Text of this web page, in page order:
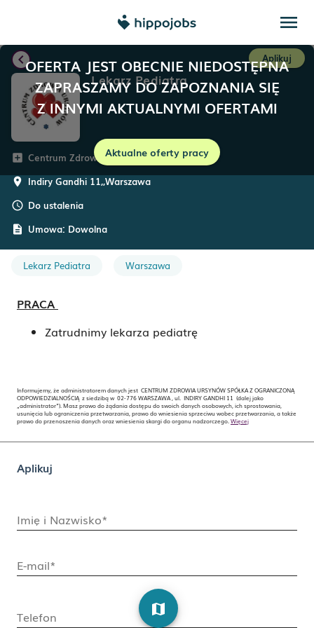
menu
OFERTA JEST OBECNIE NIEDOSTĘPNA
ZAPRASZAMY DO ZAPOZNANIA SIĘ
Z INNYMI AKTUALNYMI OFERTAMI
Aktualne oferty pracy
chevron_left Aplikuj
Lekarz Pediatra
add_box Centrum Zdrowia Ursynów
room Indiry Gandhi 11,,Warszawa
schedule Do ustalenia
description Umowa: Dowolna
Lekarz Pediatra Warszawa
PRACA
Zatrudnimy lekarza pediatrę
Informujemy, że administratorem danych jest CENTRUM ZDROWIA URSYNÓW SPÓŁKA Z OGRANICZONĄ
ODPOWIEDZIALNOŚCIĄ z siedzibą w 02-776 WARSZAWA , ul. INDIRY GANDHI 11 (dalej jako
„administrator”). Masz prawo do żądania dostępu do swoich danych osobowych, ich sprostowania,
usunięcia lub ograniczenia przetwarzania, prawo do wniesienia sprzeciwu wobec przetwarzania, a także
prawo do przenoszenia danych oraz wniesienia skargi do organu nadzorczego. Więcej
Aplikuj
Imię i Nazwisko*
E-mail*
Telefon map